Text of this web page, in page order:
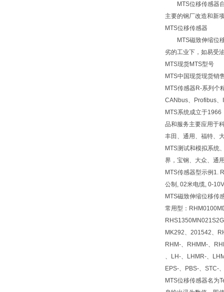
MTS位移传感器自
主要的钢厂改造和新
MTS位移传感器
MTS磁致伸缩位移
劣的工业下，如易受
MTS现货MTS型号
MTS中国现货现货销
MTS传感器R-系列个
CANbus、Profibus、
MTS系统成立于
品和服务主要应用于
丰田、通用、福特、
MTS测试和模拟系统
界，宝钢、大众、通
MTS传感器型示例1.
公制, 02米电缆, 0-
MTS磁致伸缩位移传
常用型：
MK292、201542、
RHM-、RHMM-、
、LH-、LHMR-、
EPS-、PBS-、STC-
MTS位移传感器名为